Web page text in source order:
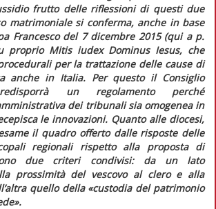
frutto delle riflessioni di questi due
matrimoniale si conferma, anche in base
Francesco del 7 dicembre 2015 (quia p.
proprio Mitis iudex Dominus Iesus, che
per la trattazione delle cause di
anche in Italia. Per questo il Consiglio
un regolamento perché
dei tribunali sia omogenea in
le innovazioni. Quanto alle diocesi,
il quadro offerto dalle risposte delle
regionali rispetto alla proposta di
due criteri condivisi: da un lato
prossimità del vescovo al clero e alla
quello della «custodia del patrimonio
.